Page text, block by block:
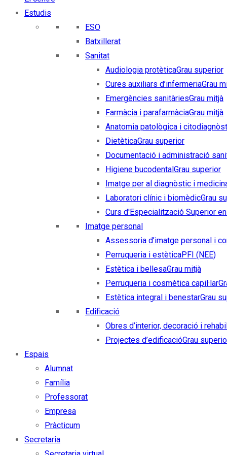
Estudis
ESO
Batxillerat
Sanitat
Audiologia protèticaGrau superior
Cures auxiliars d’infermeriaGrau
Emergències sanitàriesGrau mitjà
Farmàcia i parafarmàciaGrau mitjà
Anatomia patològica i
DietèticaGrau superior
Documentació i administració
Higiene bucodentalGrau superior
Imatge per al diagnòstic i
Laboratori clínic i biomèdicGrau
Curs d'Especialització Superior
Imatge personal
Assessoria d’imatge personal i
Perruqueria i estèticaPFI (NEE)
Estètica i bellesaGrau mitjà
Perruqueria i cosmètica capil·lar
Estètica integral i benestarGrau
Edificació
Obres d’interior, decoració i
Projectes d’edificacióGrau
Espais
Alumnat
Família
Professorat
Empresa
Pràcticum
Secretaria